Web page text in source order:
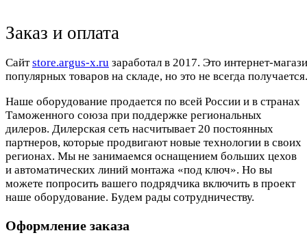
Заказ и оплата
Cайтstore.argus-x.ru заработал в 2017. Это интернет-
популярных товаров на складе, но это не всегда
Наше оборудование продается по всей России и в странах
Таможенного союза при поддержке региональных
дилеров. Дилерская сеть насчитывает 20 постоянных
партнеров, которые продвигают новые технологии в своих
регионах. Мы не занимаемся оснащением больших цехов
и автоматических линий монтажа «под ключ». Но вы
можете попросить вашего подрядчика включить в проект
наше оборудование. Будем рады сотрудничеству.
Оформление заказа